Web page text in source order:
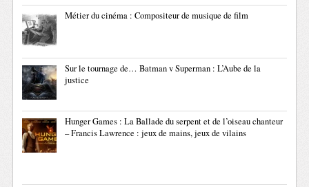
Métier du cinéma : Compositeur de musique de film
Sur le tournage de… Batman v Superman : L’Aube de la
justice
Hunger Games : La Ballade du serpent et de l’oiseau chanteur
– Francis Lawrence : jeux de mains, jeux de vilains